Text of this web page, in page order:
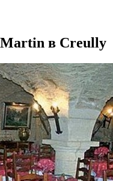
в Creully